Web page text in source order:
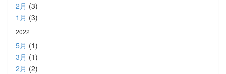
2月 (3)
1月 (3)
2022
5月 (1)
3月 (1)
2月 (2)